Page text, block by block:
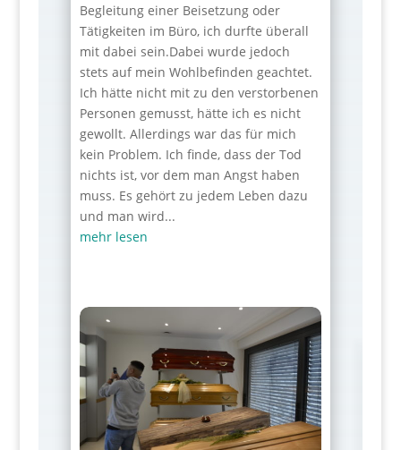
Begleitung einer Beisetzung oder
Tätigkeiten im Büro, ich durfte überall
mit dabei sein.Dabei wurde jedoch
stets auf mein Wohlbefinden geachtet.
Ich hätte nicht mit zu den verstorbenen
Personen gemusst, hätte ich es nicht
gewollt. Allerdings war das für mich
kein Problem. Ich finde, dass der Tod
nichts ist, vor dem man Angst haben
muss. Es gehört zu jedem Leben dazu
und man wird...
mehr lesen